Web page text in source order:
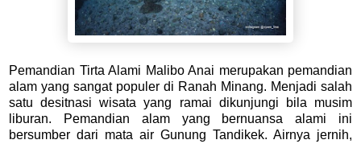
Pemandian Tirta Alami Malibo Anai merupakan pemandian
alam yang sangat populer di Ranah Minang. Menjadi salah
satu desitnasi wisata yang ramai dikunjungi bila musim
liburan. Pemandian alam yang bernuansa alami ini
bersumber dari mata air Gunung Tandikek. Airnya jernih,